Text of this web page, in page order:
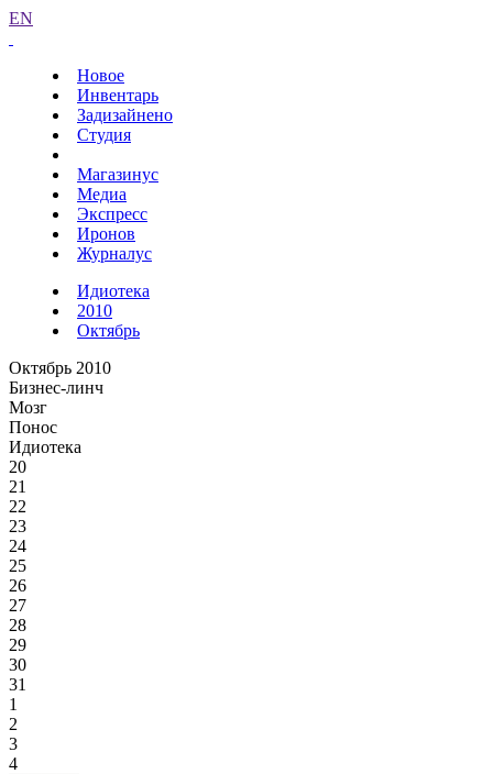
EN
Новое
Инвентарь
Задизайнено
Студия
Магазинус
Медиа
Экспресс
Иронов
Журналус
Идиотека
2010
Октябрь
Октябрь 2010
Бизнес-линч
Мозг
Понос
Идиотека
20
21
22
23
24
25
26
27
28
29
30
31
1
2
3
4